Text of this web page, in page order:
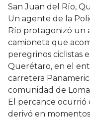
San Juan del Río,
Un agente de la
Río protagonizó un
camioneta que
peregrinos ciclistas
Querétaro, en el
carretera
comunidad de Loma
El percance ocurrió
derivó en